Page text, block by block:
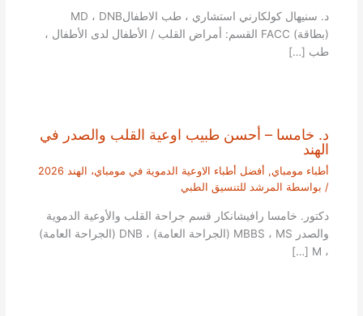
د. سنيهال كولكارني استشاري ، طب الاطفالMD ، DNB
(بطاقة) FACC القسم: أمراض القلب / الأطفال لدى الأطفال ،
طب […]
د. خامسا – أحسن طبيب اوعية القلب والصدر في
الهند
أطباء مومباي, أفضل أطباء الاوعية الدموية في مومباي، الهند 2026
/ بواسطة المرشد للتنسيق الطبي
دكتور. خامسا رافيشانكار قسم جراحة القلب والأوعية الدموية
والصدر MBBS ، MS (الجراحة العامة) ، DNB (الجراحة العامة)
، M […]